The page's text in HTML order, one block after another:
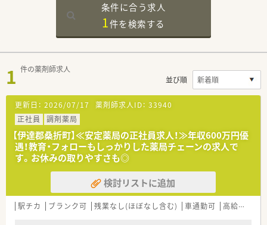
条件に合う求人
1件を検索する
1 件の薬剤師求人
並び順
更新日： 2026/07/17 薬剤師求人ID： 33940
正社員
調剤薬局
【伊達郡桑折町】≪安定薬局の正社員求人！≫年収600万円優
遇！教育・フォローもしっかりした薬局チェーンの求人で
す。お休みの取りやすさも◎
検討リストに追加
駅チカ ブランク可 残業なし(ほぼなし含む) 車通勤可 高給与(600万円以上)